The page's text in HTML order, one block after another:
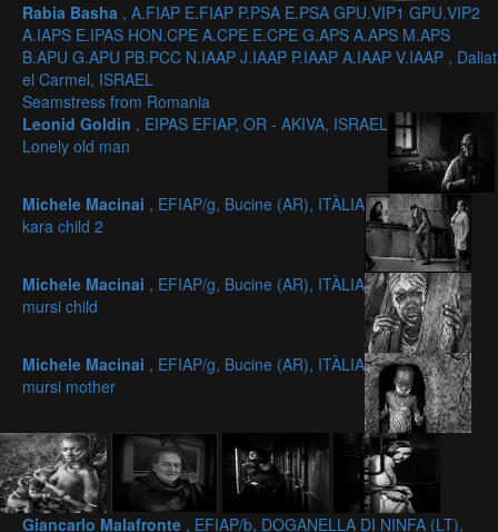
Rabia Basha , A.FIAP E.FIAP P.PSA E.PSA GPU.VIP1 GPU.VIP2
A.IAPS E.IPAS HON.CPE A.CPE E.CPE G.APS A.APS M.APS
B.APU G.APU PB.PCC N.IAAP J.IAAP P.IAAP A.IAAP V.IAAP , Daliat
el Carmel, ISRAEL
Seamstress from Romania
Leonid Goldin , EIPAS EFIAP, OR - AKIVA, ISRAEL
Lonely old man
Michele Macinai , EFIAP/g, Bucine (AR), ITÀLIA
kara child 2
Michele Macinai , EFIAP/g, Bucine (AR), ITÀLIA
mursi child
Michele Macinai , EFIAP/g, Bucine (AR), ITÀLIA
mursi mother
Giancarlo Malafronte , EFIAP/b, DOGANELLA DI NINFA (LT),